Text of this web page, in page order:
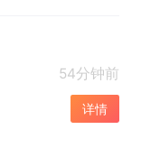
54分钟前
详情